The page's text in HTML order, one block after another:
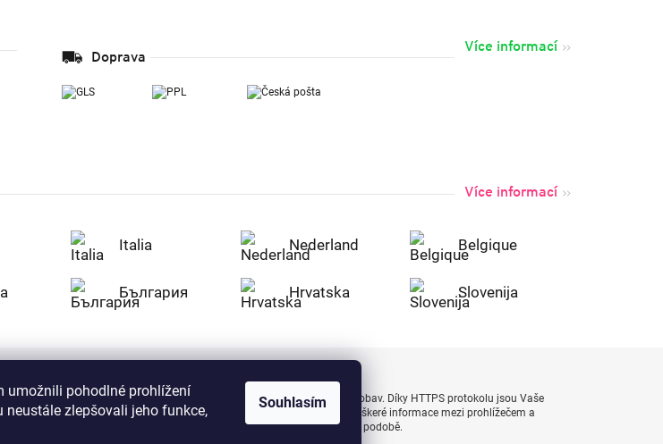
umožnili pohodlné prohlížení
zlepšovali jeho funkce,
Souhlasím
Doprava
Více informací
Více informací
Italia Nederland Belgique
България Hrvatska Slovenija
Nakupujte na Zuty bezpečně a bez obav. Díky HTTPS protokolu jsou Vaše
citlivá data v naprostém bezpečí, veškeré informace mezi prohlížečem a
serverem se přenášejí v zašifrované podobě.